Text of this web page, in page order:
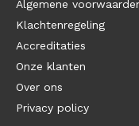
Algemene
Klachtenregeling
Accreditaties
Onze klanten
Over ons
Privacy policy